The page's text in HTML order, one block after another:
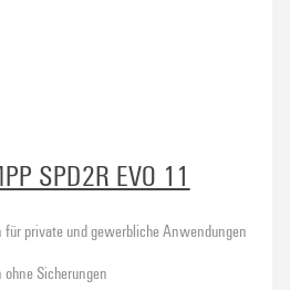
SPD2R EVO 11
für private und gewerbliche Anwendungen
Sicherungen